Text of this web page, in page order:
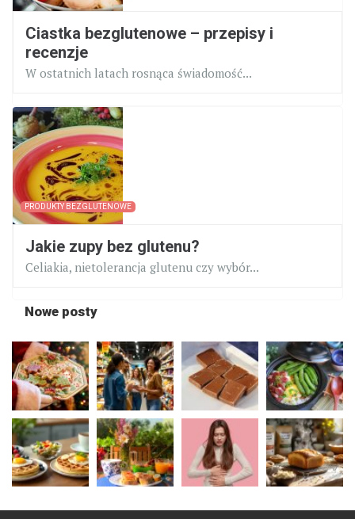
Ciastka bezglutenowe – przepisy i
recenzje
W ostatnich latach rosnąca świadomość...
PRODUKTY BEZGLUTENOWE
Jakie zupy bez glutenu?
Celiakia, nietolerancja glutenu czy wybór...
Nowe posty